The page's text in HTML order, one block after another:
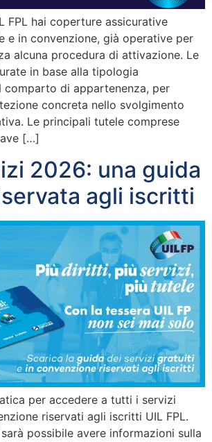
FPL hai coperture assicurative
e in convenzione, già operative per
alcuna procedura di attivazione. Le
in base alla tipologia
comparto di appartenenza, per
concreta nello svolgimento
Le principali tutele comprese
[…]
2026: una guida
agli iscritti
per accedere a tutti i servizi
riservati agli iscritti UIL FPL.
possibile avere informazioni sulla